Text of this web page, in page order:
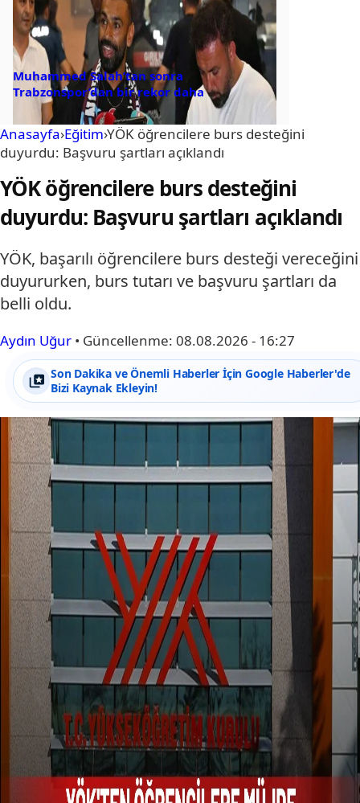
Muhammed Salah’tan sonra
Trabzonspor’dan bir rekor daha
Anasayfa›Eğitim›YÖK öğrencilere burs desteğini
duyurdu: Başvuru şartları açıklandı
YÖK öğrencilere burs desteğini
duyurdu: Başvuru şartları açıklandı
YÖK, başarılı öğrencilere burs desteği vereceğini
duyururken, burs tutarı ve başvuru şartları da
belli oldu.
Aydın Uğur • Güncellenme: 08.08.2026 - 16:27
Son Dakika ve Önemli Haberler İçin Google Haberler'de
Bizi Kaynak Ekleyin!